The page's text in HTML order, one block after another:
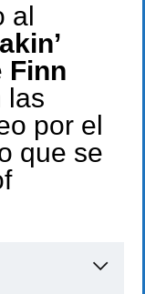
al
Finn
las
por el
que se